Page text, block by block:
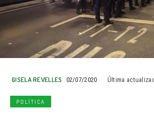
GISELA REVELLES 02/07/2020 Última
POLÍTICA